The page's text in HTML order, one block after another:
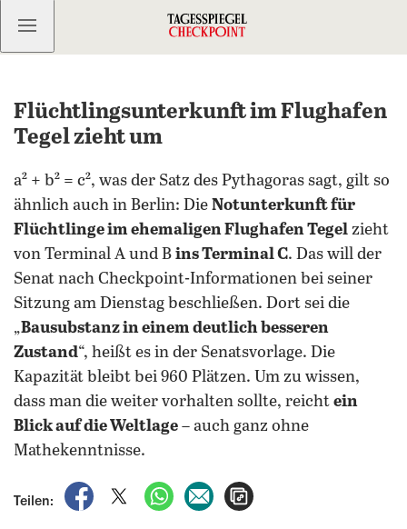
Kostenlos anmelden
Flüchtlingsunterkunft im Flughafen
Tegel zieht um
a² + b² = c², was der Satz des Pythagoras sagt, gilt so
ähnlich auch in Berlin: Die Notunterkunft für
Flüchtlinge im ehemaligen Flughafen Tegel zieht
von Terminal A und B ins Terminal C. Das will der
Senat nach Checkpoint-Informationen bei seiner
Sitzung am Dienstag beschließen. Dort sei die
„Bausubstanz in einem deutlich besseren
Zustand“, heißt es in der Senatsvorlage. Die
Kapazität bleibt bei 960 Plätzen. Um zu wissen,
dass man die weiter vorhalten sollte, reicht ein
Blick auf die Weltlage – auch ganz ohne
Mathekenntnisse.
Teilen:
auf Facebook teilen
auf X teilenper WhatsApp teilen
per E-Mail teilen